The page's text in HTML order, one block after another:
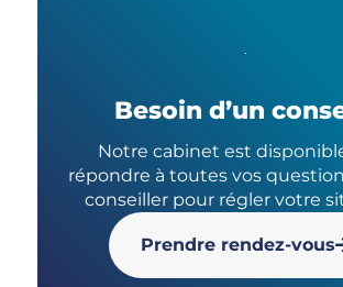
Besoin d’un
Notre cabinet est
répondre à toutes vos
conseiller pour régler votre
Prendre rendez-vous